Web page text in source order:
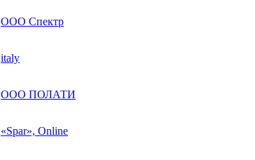
ООО Спектр
italy
ООО ПОЛАТИ
«Spar», Online